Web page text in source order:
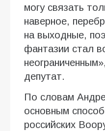
могу связать
наверное,
на выходные,
фантазии стал
депутат.
По словам
основным
российских